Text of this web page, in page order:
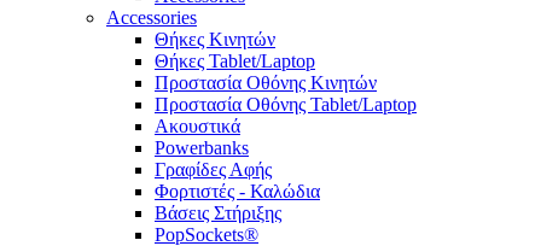
Accessories
Θήκες Κινητών
Θήκες Tablet/Laptop
Προστασία Οθόνης Κινητών
Προστασία Οθόνης Tablet/Laptop
Ακουστικά
Powerbanks
Γραφίδες Αφής
Φορτιστές - Καλώδια
Βάσεις Στήριξης
PopSockets®